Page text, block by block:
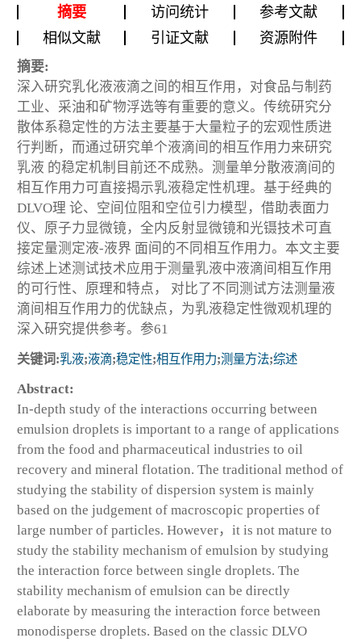
摘要 访问统计
参考文献
相似文献
引证文献 资源附件
摘要:
深入研究乳化液液滴之间的相互作用，对食品与制药
工业、采油和矿物浮选等有重要的意义。传统研究分
散体系稳定性的方法主要基于大量粒子的宏观性质进
行判断，而通过研究单个液滴间的相互作用力来研究
乳液 的稳定机制目前还不成熟。测量单分散液滴间的
相互作用力可直接揭示乳液稳定性机理。基于经典的
DLVO理 论、空间位阻和空位引力模型，借助表面力
仪、原子力显微镜，全内反射显微镜和光镊技术可直
接定量测定液-液界 面间的不同相互作用力。本文主要
综述上述测试技术应用于测量乳液中液滴间相互作用
的可行性、原理和特点， 对比了不同测试方法测量液
滴间相互作用力的优缺点，为乳液稳定性微观机理的
深入研究提供参考。参61
关键词:乳液;液滴;稳定性;相互作用力;测量方法;综述
Abstract:
In-depth study of the interactions occurring between
emulsion droplets is important to a range of applications
from the food and pharmaceutical industries to oil
recovery and mineral flotation. The traditional method of
studying the stability of dispersion system is mainly
based on the judgement of macroscopic properties of
large number of particles. However，it is not mature to
study the stability mechanism of emulsion by studying
the interaction force between single droplets. The
stability mechanism of emulsion can be directly
elaborate by measuring the interaction force between
monodisperse droplets. Based on the classic DLVO